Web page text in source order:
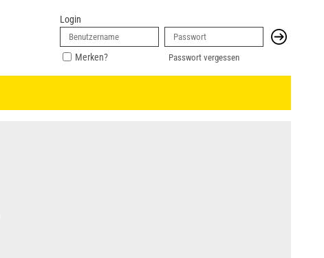
Login
Merken? Passwort vergessen